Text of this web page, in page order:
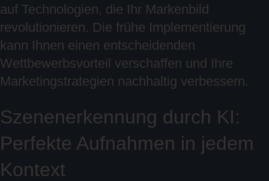
auf Technologien, die Ihr Markenbild
revolutionieren. Die frühe Implementierung
kann Ihnen einen entscheidenden
Wettbewerbsvorteil verschaffen und Ihre
Marketingstrategien nachhaltig verbessern.
Szenenerkennung durch KI:
Perfekte Aufnahmen in jedem
Kontext